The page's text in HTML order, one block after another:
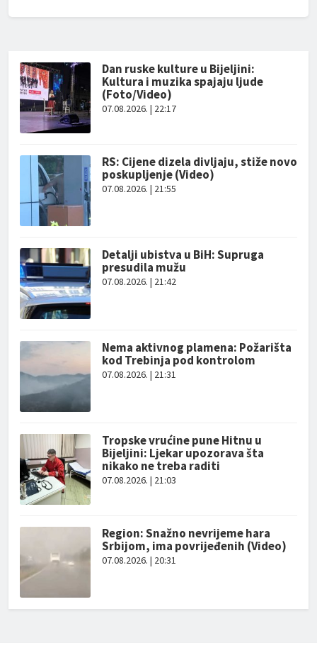
Dan ruske kulture u Bijeljini:
Kultura i muzika spajaju ljude
(Foto/Video)
07.08.2026. | 22:17
RS: Cijene dizela divljaju, stiže novo
poskupljenje (Video)
07.08.2026. | 21:55
Detalji ubistva u BiH: Supruga
presudila mužu
07.08.2026. | 21:42
Nema aktivnog plamena: Požarišta
kod Trebinja pod kontrolom
07.08.2026. | 21:31
Tropske vrućine pune Hitnu u
Bijeljini: Ljekar upozorava šta
nikako ne treba raditi
07.08.2026. | 21:03
Region: Snažno nevrijeme hara
Srbijom, ima povrijeđenih (Video)
07.08.2026. | 20:31